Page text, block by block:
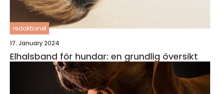
redaktionel
17. January 2024
Elhalsband för hundar: en grundlig översikt